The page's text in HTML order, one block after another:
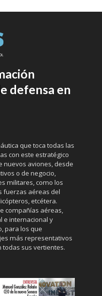
defensa en
que toca todas las
con este estratégico
nuevos aviones, desde
o de negocio,
militares, como los
fuerzas aéreas del
etcétera.
compañías aéreas,
e internacional y
para los que
más representativos
todas sus vertientes.